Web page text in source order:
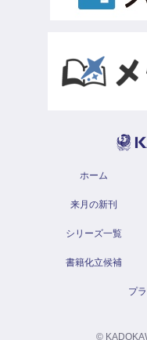
ホーム
来月の新刊
シリーズ一覧
書籍化立候補
プ
©